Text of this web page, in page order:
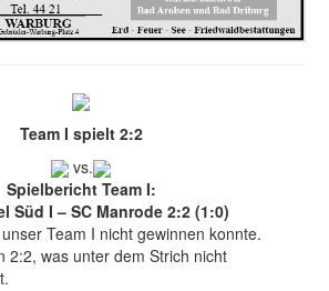
Team I spielt 2:2
vs.
Spielbericht Team I:
Süd I – SC Manrode 2:2 (1:0)
Team I nicht gewinnen konnte.
2:2, was unter dem Strich nicht